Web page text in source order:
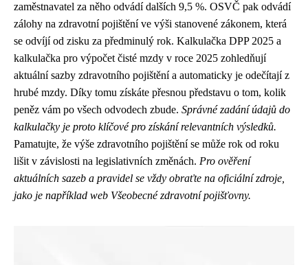
zaměstnavatel za něho odvádí dalších 9,5 %. OSVČ pak odvádí
zálohy na zdravotní pojištění ve výši stanovené zákonem, která
se odvíjí od zisku za předminulý rok. Kalkulačka DPP 2025 a
kalkulačka pro výpočet čisté mzdy v roce 2025 zohledňují
aktuální sazby zdravotního pojištění a automaticky je odečítají z
hrubé mzdy. Díky tomu získáte přesnou představu o tom, kolik
peněz vám po všech odvodech zbude. Správné zadání údajů do
kalkulačky je proto klíčové pro získání relevantních výsledků.
Pamatujte, že výše zdravotního pojištění se může rok od roku
lišit v závislosti na legislativních změnách. Pro ověření
aktuálních sazeb a pravidel se vždy obraťte na oficiální zdroje,
jako je například web Všeobecné zdravotní pojišťovny.